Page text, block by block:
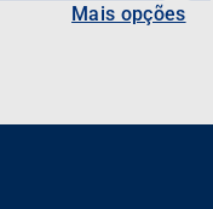
Mais opções